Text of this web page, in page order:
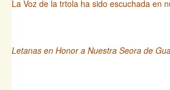
La Voz de la trtola ha sido escuchada en
Letanas en Honor a Nuestra Seora de